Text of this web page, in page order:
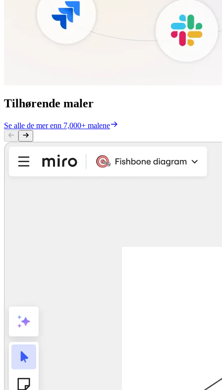
Tilhørende maler
Se alle de mer enn 7,000+ malene